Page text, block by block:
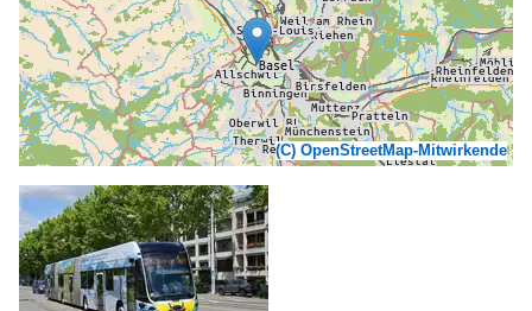
(C) OpenStreetMap-Mitwirkende